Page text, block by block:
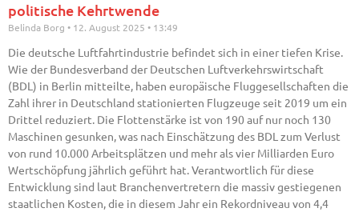
politische Kehrtwende
Belinda Borg 12. August 2025 13:49
Die deutsche Luftfahrtindustrie befindet sich in einer tiefen Krise.
Wie der Bundesverband der Deutschen Luftverkehrswirtschaft
(BDL) in Berlin mitteilte, haben europäische Fluggesellschaften die
Zahl ihrer in Deutschland stationierten Flugzeuge seit 2019 um ein
Drittel reduziert. Die Flottenstärke ist von 190 auf nur noch 130
Maschinen gesunken, was nach Einschätzung des BDL zum Verlust
von rund 10.000 Arbeitsplätzen und mehr als vier Milliarden Euro
Wertschöpfung jährlich geführt hat. Verantwortlich für diese
Entwicklung sind laut Branchenvertretern die massiv gestiegenen
staatlichen Kosten, die in diesem Jahr ein Rekordniveau von 4,4